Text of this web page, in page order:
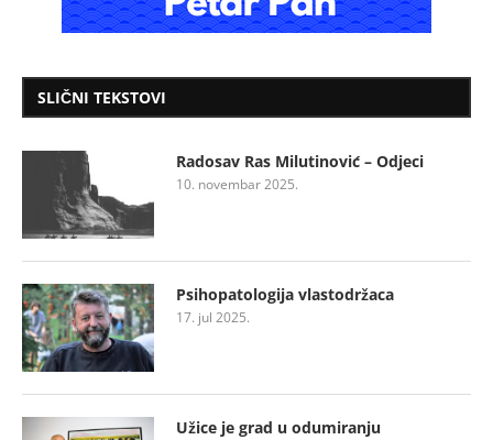
SLIČNI TEKSTOVI
Radosav Ras Milutinović – Odjeci
10. novembar 2025.
Psihopatologija vlastodržaca
17. jul 2025.
Užice je grad u odumiranju